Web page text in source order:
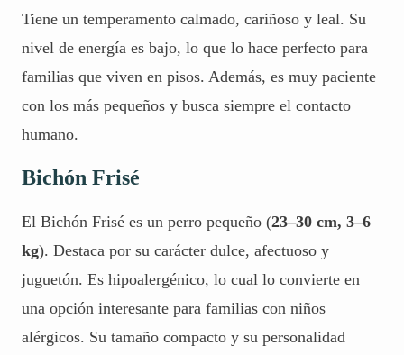
Tiene un temperamento calmado, cariñoso y leal. Su
nivel de energía es bajo, lo que lo hace perfecto para
familias que viven en pisos. Además, es muy paciente
con los más pequeños y busca siempre el contacto
humano.
Bichón Frisé
El Bichón Frisé es un perro pequeño (23–30 cm, 3–6
kg). Destaca por su carácter dulce, afectuoso y
juguetón. Es hipoalergénico, lo cual lo convierte en
una opción interesante para familias con niños
alérgicos. Su tamaño compacto y su personalidad